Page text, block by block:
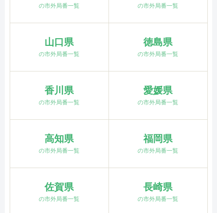
の市外局番一覧 の市外局番一覧
山口県
の市外局番一覧
徳島県
の市外局番一覧
香川県
の市外局番一覧
愛媛県
の市外局番一覧
高知県
の市外局番一覧
福岡県
の市外局番一覧
佐賀県
の市外局番一覧
長崎県
の市外局番一覧